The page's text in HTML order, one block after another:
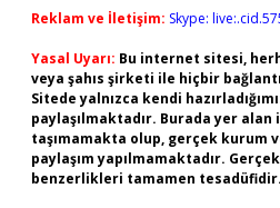
Reklam ve İletişim: Skype:
Yasal Uyarı: Bu internet sitesi,
veya şahıs şirketi ile hiçbir
Sitede yalnızca kendi
paylaşılmaktadır. Burada yer
taşımamakta olup, gerçek kurum
paylaşım yapılmamaktadır.
benzerlikleri tamamen tesadüfidir.